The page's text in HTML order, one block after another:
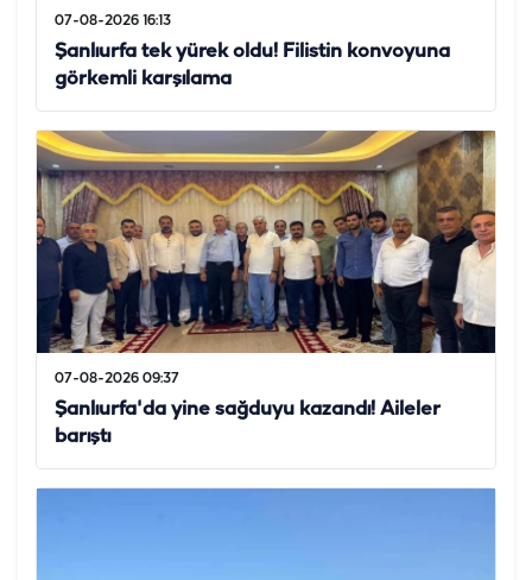
07-08-2026 16:13
Şanlıurfa tek yürek oldu! Filistin konvoyuna
görkemli karşılama
07-08-2026 09:37
Şanlıurfa'da yine sağduyu kazandı! Aileler
barıştı